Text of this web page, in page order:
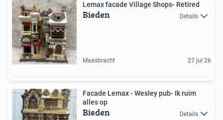
Lemax facade Village Shops- Retired
Bieden Details
Maasbracht 27 jul 26
Facade Lemax - Wesley pub- Ik ruim
alles op
Bieden Details